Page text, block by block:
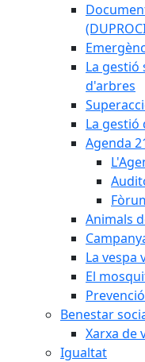
La gestió
d'arbres
La gestió
Agenda
Animals
La vespa
El
Benestar
Xarxa de
Igualtat